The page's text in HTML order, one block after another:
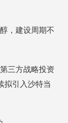
，建设周期不
三方战略投资
拟引入沙特当